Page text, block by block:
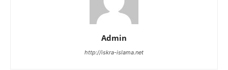
Admin
http://iskra-islama.net